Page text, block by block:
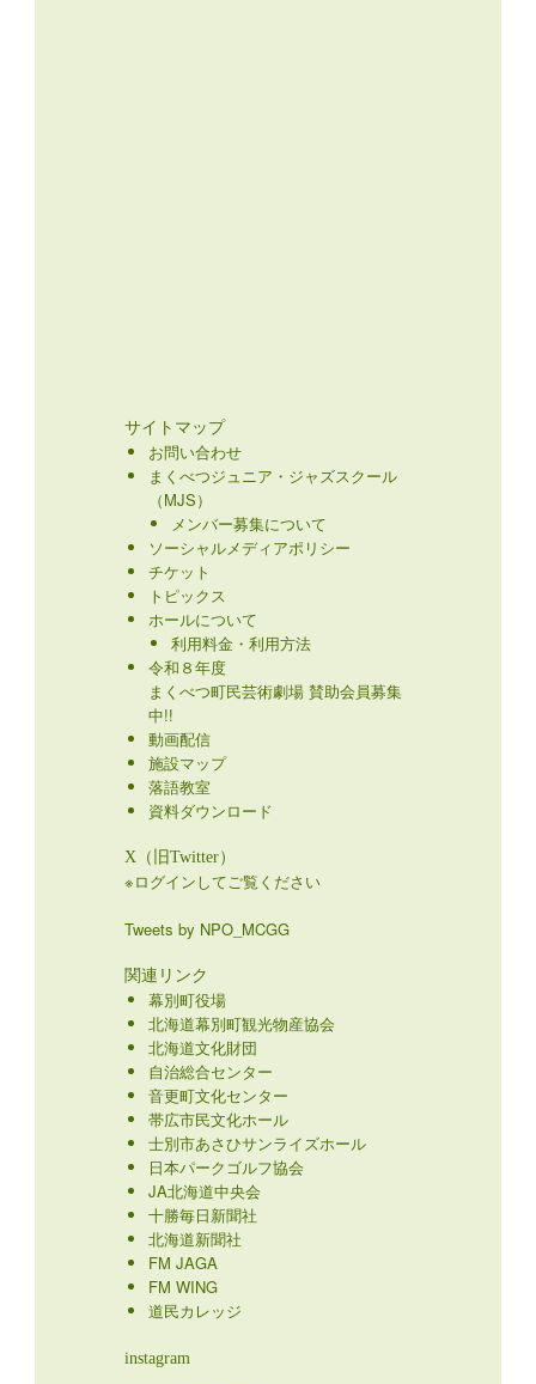
サイトマップ
お問い合わせ
まくべつジュニア・ジャズスクール
（MJS）
メンバー募集について
ソーシャルメディアポリシー
チケット
トピックス
ホールについて
利用料金・利用方法
令和８年度
まくべつ町民芸術劇場 賛助会員募集
中!!
動画配信
施設マップ
落語教室
資料ダウンロード
X（旧Twitter）
※ログインしてご覧ください
Tweets by NPO_MCGG
関連リンク
幕別町役場
北海道幕別町観光物産協会
北海道文化財団
自治総合センター
音更町文化センター
帯広市民文化ホール
士別市あさひサンライズホール
日本パークゴルフ協会
JA北海道中央会
十勝毎日新聞社
北海道新聞社
FM JAGA
FM WING
道民カレッジ
instagram